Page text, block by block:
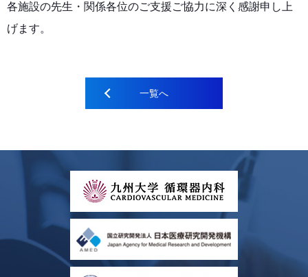
各施設の先生・関係各位のご支援ご協力に深く感謝申し上
げます。
一覧へ